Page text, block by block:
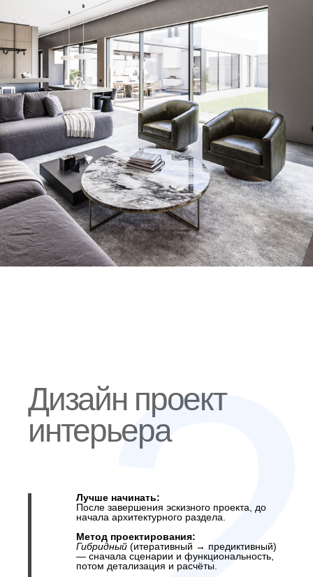
Не про подушки и вазы
Иными словами, проект интерьера — это не про подушки и
вазы. Это функциональная архитектура внутреннего
пространства, умноженная на эстетику.
Вот из чего он должен состоять на мой взгляд:
подбор долговечных и технологичных отделочных
материалов;
логика сценариев освещения — не просто свет, а
атмосфера;
продуманная меблировка, с учетом габаритов и
эргономики;
это будет работать — зависит от того, насколько рано
началась его проработка.
формируется детальная меблировка, которая легко
может «сдвинуть» перегородку на 10 см или
потребовать изменить размер дверного проема;
появляется понимание, где должны быть розетки,
выключатели, ниши под сантехнику, техника и
освещение.